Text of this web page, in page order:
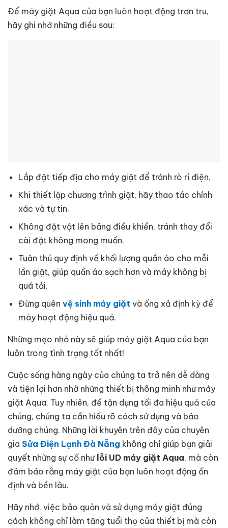
Để máy giặt Aqua của bạn luôn hoạt động trơn tru,
hãy ghi nhớ những điều sau:
Lắp đặt tiếp địa cho máy giặt để tránh rò rỉ điện.
Khi thiết lập chương trình giặt, hãy thao tác chính
xác và tự tin.
Không đặt vật lên bảng điều khiển, tránh thay đổi
cài đặt không mong muốn.
Tuân thủ quy định về khối lượng quần áo cho mỗi
lần giặt, giúp quần áo sạch hơn và máy không bị
quá tải.
Đừng quên vệ sinh máy giặt và ống xả định kỳ để
máy hoạt động hiệu quả.
Những mẹo nhỏ này sẽ giúp máy giặt Aqua của bạn
luôn trong tình trạng tốt nhất!
Cuộc sống hàng ngày của chúng ta trở nên dễ dàng
và tiện lợi hơn nhờ những thiết bị thông minh như máy
giặt Aqua. Tuy nhiên, để tận dụng tối đa hiệu quả của
chúng, chúng ta cần hiểu rõ cách sử dụng và bảo
dưỡng chúng. Những lời khuyên trên đây của chuyên
gia Sửa Điện Lạnh Đà Nẵng không chỉ giúp bạn giải
quyết những sự cố như lỗi UD máy giặt Aqua, mà còn
đảm bảo rằng máy giặt của bạn luôn hoạt động ổn
định và bền lâu.
Hãy nhớ, việc bảo quản và sử dụng máy giặt đúng
cách không chỉ làm tăng tuổi thọ của thiết bị mà còn